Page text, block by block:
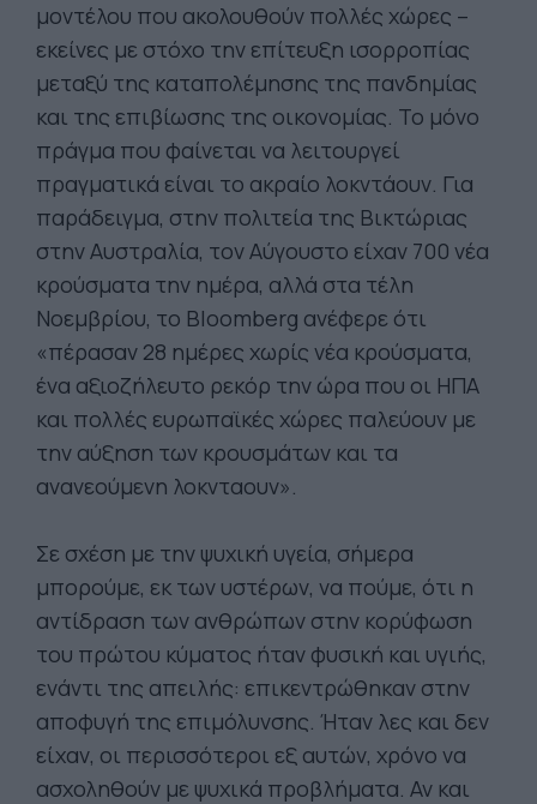
μοντέλου που ακολουθούν πολλές χώρες –
εκείνες με στόχο την επίτευξη ισορροπίας
μεταξύ της καταπολέμησης της πανδημίας
και της επιβίωσης της οικονομίας. Το μόνο
πράγμα που φαίνεται να λειτουργεί
πραγματικά είναι το ακραίο λοκντάουν. Για
παράδειγμα, στην πολιτεία της Βικτώριας
στην Αυστραλία, τον Αύγουστο είχαν 700 νέα
κρούσματα την ημέρα, αλλά στα τέλη
Νοεμβρίου, το Bloomberg ανέφερε ότι
«πέρασαν 28 ημέρες χωρίς νέα κρούσματα,
ένα αξιοζήλευτο ρεκόρ την ώρα που οι ΗΠΑ
και πολλές ευρωπαϊκές χώρες παλεύουν με
την αύξηση των κρουσμάτων και τα
ανανεούμενη λοκνταουν».
Σε σχέση με την ψυχική υγεία, σήμερα
μπορούμε, εκ των υστέρων, να πούμε, ότι η
αντίδραση των ανθρώπων στην κορύφωση
του πρώτου κύματος ήταν φυσική και υγιής,
ενάντι της απειλής: επικεντρώθηκαν στην
αποφυγή της επιμόλυνσης. Ήταν λες και δεν
είχαν, οι περισσότεροι εξ αυτών, χρόνο να
ασχοληθούν με ψυχικά προβλήματα. Αν και